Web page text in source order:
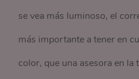
se vea más luminoso, el
más importante a tener en
color, que una asesora en